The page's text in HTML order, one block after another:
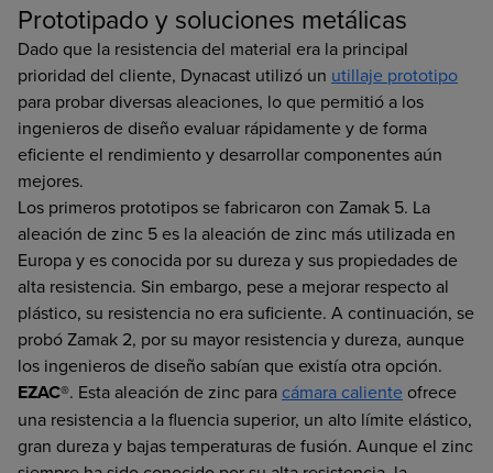
Prototipado y soluciones metálicas
Dado que la resistencia del material era la principal
prioridad del cliente, Dynacast utilizó un utillaje prototipo
para probar diversas aleaciones, lo que permitió a los
ingenieros de diseño evaluar rápidamente y de forma
eficiente el rendimiento y desarrollar componentes aún
mejores.
Los primeros prototipos se fabricaron con Zamak 5. La
aleación de zinc 5 es la aleación de zinc más utilizada en
Europa y es conocida por su dureza y sus propiedades de
alta resistencia. Sin embargo, pese a mejorar respecto al
plástico, su resistencia no era suficiente. A continuación, se
probó Zamak 2, por su mayor resistencia y dureza, aunque
los ingenieros de diseño sabían que existía otra opción.
EZAC®. Esta aleación de zinc para cámara caliente ofrece
una resistencia a la fluencia superior, un alto límite elástico,
gran dureza y bajas temperaturas de fusión. Aunque el zinc